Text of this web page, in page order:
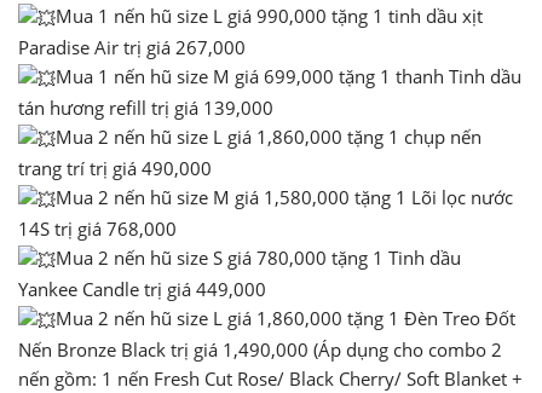
Mua 1 nến hũ size L giá 990,000 tặng 1 tinh dầu xịt
Paradise Air trị giá 267,000
Mua 1 nến hũ size M giá 699,000 tặng 1 thanh Tinh dầu
tán hương refill trị giá 139,000
Mua 2 nến hũ size L giá 1,860,000 tặng 1 chụp nến
trang trí trị giá 490,000
Mua 2 nến hũ size M giá 1,580,000 tặng 1 Lõi lọc nước
14S trị giá 768,000
Mua 2 nến hũ size S giá 780,000 tặng 1 Tinh dầu
Yankee Candle trị giá 449,000
Mua 2 nến hũ size L giá 1,860,000 tặng 1 Đèn Treo Đốt
Nến Bronze Black trị giá 1,490,000 (Áp dụng cho combo 2
nến gồm: 1 nến Fresh Cut Rose/ Black Cherry/ Soft Blanket +